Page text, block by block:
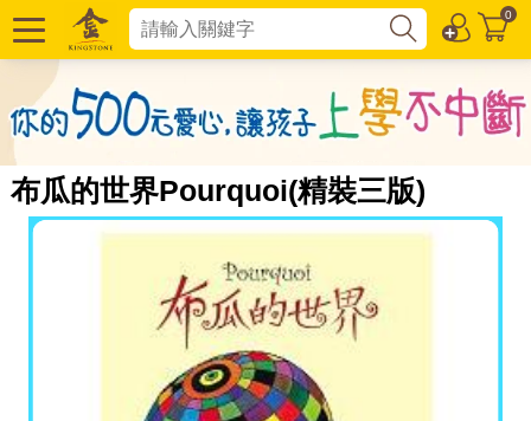
0
布瓜的世界Pourquoi(精裝三版)